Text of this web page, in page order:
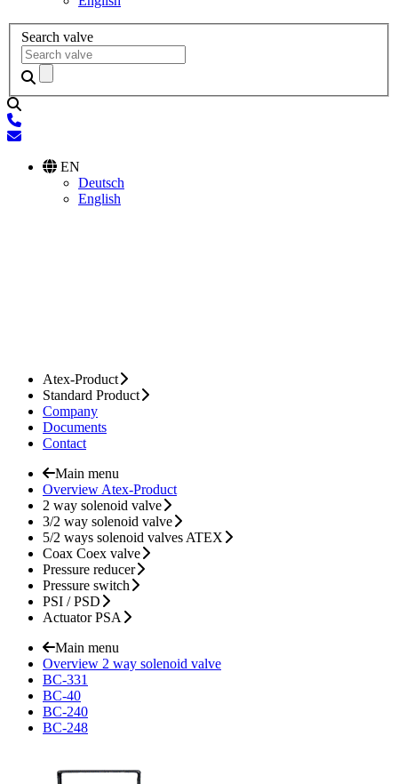
Search valve
EN
Deutsch
English
Atex-Product
Standard Product
Company
Documents
Contact
Main menu
Overview Atex-Product
2 way solenoid valve
3/2 way solenoid valve
5/2 ways solenoid valves ATEX
Coax Coex valve
Pressure reducer
Pressure switch
PSI / PSD
Actuator PSA
Main menu
Overview 2 way solenoid valve
BC-331
BC-40
BC-240
BC-248